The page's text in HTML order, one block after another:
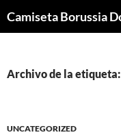
Camiseta Borussia
Archivo de la
UNCATEGORIZED